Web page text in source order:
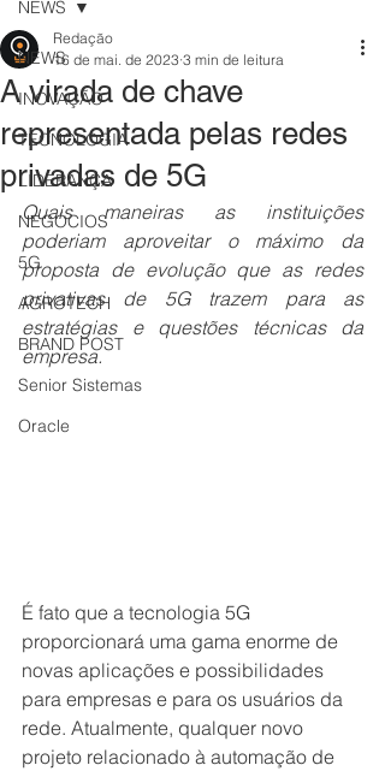
NEWS
INOVAÇÃO
TECNOLOGIA
LIDERANÇA
NEGÓCIOS
5G
AGROTECH
BRAND POST
Senior Sistemas
Oracle
NEWS
A virada de chave
representada pelas redes
privadas de 5G
Redação
16 de mai. de 2023 3 min de leitura
Quais maneiras as instituições
poderiam aproveitar o máximo da
proposta de evolução que as redes
privativas de 5G trazem para as
estratégias e questões técnicas da
empresa.
É fato que a tecnologia 5G
proporcionará uma gama enorme de
novas aplicações e possibilidades
para empresas e para os usuários da
rede. Atualmente, qualquer novo
projeto relacionado à automação de